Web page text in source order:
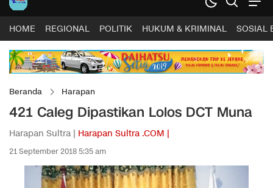
HOME REGIONAL POLITIK HUKUM & KRIMINAL SOSIAL
Beranda Harapan
421 Caleg Dipastikan Lolos DCT Muna
Harapan Sultra | Harapan Sultra .COM |
21 September 2018 5:35 am